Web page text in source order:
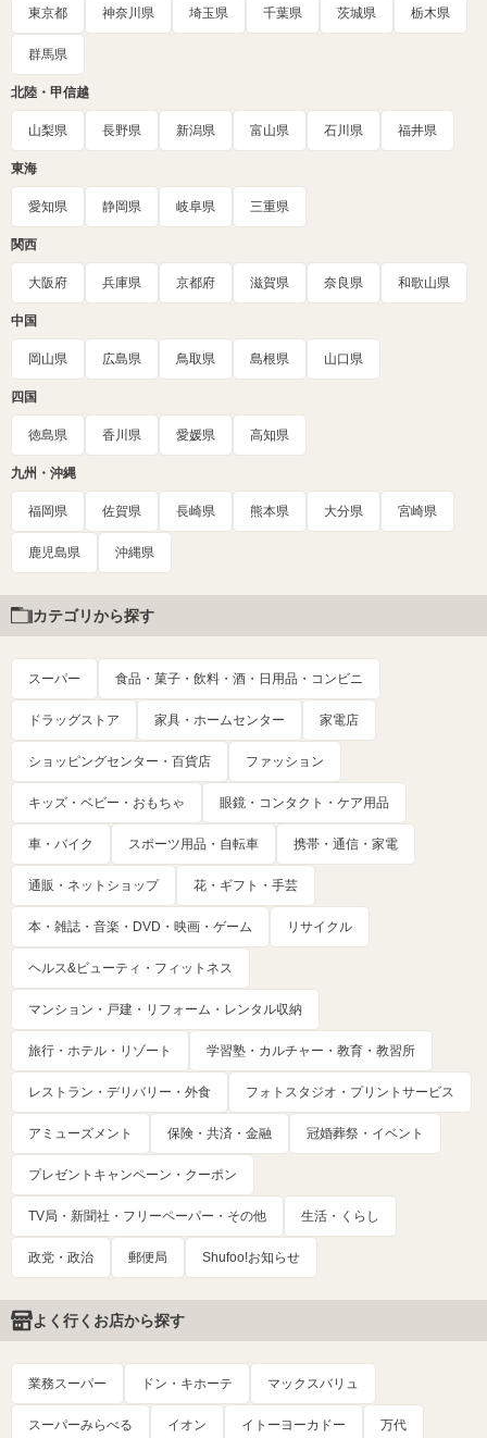
東京都 神奈川県 埼玉県 千葉県 茨城県 栃木県
群馬県
北陸・甲信越
山梨県 長野県 新潟県 富山県 石川県 福井県
東海
愛知県 静岡県 岐阜県 三重県
関西
大阪府 兵庫県 京都府 滋賀県 奈良県 和歌山県
中国
岡山県 広島県 鳥取県 島根県 山口県
四国
徳島県 香川県 愛媛県 高知県
九州・沖縄
福岡県 佐賀県 長崎県 熊本県 大分県 宮崎県
鹿児島県 沖縄県
カテゴリから探す
スーパー 食品・菓子・飲料・酒・日用品・コンビニ
ドラッグストア 家具・ホームセンター 家電店
ショッピングセンター・百貨店 ファッション
キッズ・ベビー・おもちゃ 眼鏡・コンタクト・ケア用品
車・バイク スポーツ用品・自転車 携帯・通信・家電
通販・ネットショップ 花・ギフト・手芸
本・雑誌・音楽・DVD・映画・ゲーム リサイクル
ヘルス&ビューティ・フィットネス
マンション・戸建・リフォーム・レンタル収納
旅行・ホテル・リゾート 学習塾・カルチャー・教育・教習所
レストラン・デリバリー・外食 フォトスタジオ・プリントサービス
アミューズメント 保険・共済・金融 冠婚葬祭・イベント
プレゼントキャンペーン・クーポン
TV局・新聞社・フリーペーパー・その他 生活・くらし
政党・政治 郵便局 Shufoo!お知らせ
よく行くお店から探す
業務スーパー ドン・キホーテ マックスバリュ
スーパーみらべる イオン イトーヨーカドー 万代